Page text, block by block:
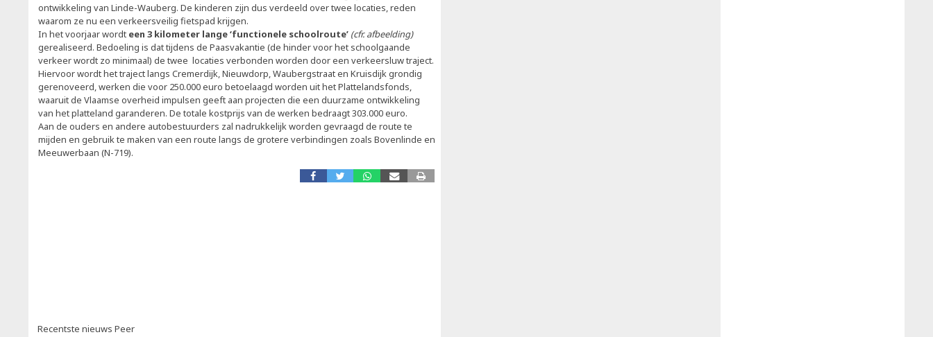
ontwikkeling van Linde-Wauberg. De kinderen zijn dus verdeeld over twee locaties, reden
waarom ze nu een verkeersveilig fietspad krijgen.
In het voorjaar wordt een 3 kilometer lange ‘functionele schoolroute’ (cfr. afbeelding)
gerealiseerd. Bedoeling is dat tijdens de Paasvakantie (de hinder voor het schoolgaande
verkeer wordt zo minimaal) de twee locaties verbonden worden door een verkeersluw traject.
Hiervoor wordt het traject langs Cremerdijk, Nieuwdorp, Waubergstraat en Kruisdijk grondig
gerenoveerd, werken die voor 250.000 euro betoelaagd worden uit het Plattelandsfonds,
waaruit de Vlaamse overheid impulsen geeft aan projecten die een duurzame ontwikkeling
van het platteland garanderen. De totale kostprijs van de werken bedraagt 303.000 euro.
Aan de ouders en andere autobestuurders zal nadrukkelijk worden gevraagd de route te
mijden en gebruik te maken van een route langs de grotere verbindingen zoals Bovenlinde en
Meeuwerbaan (N-719).
Recentste nieuws Peer